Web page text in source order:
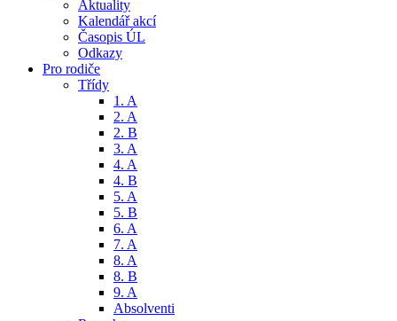
Aktuality
Kalendář akcí
Časopis ÚL
Odkazy
Pro rodiče
Třídy
1. A
2. A
2. B
3. A
4. A
4. B
5. A
5. B
6. A
7. A
8. A
8. B
9. A
Absolventi